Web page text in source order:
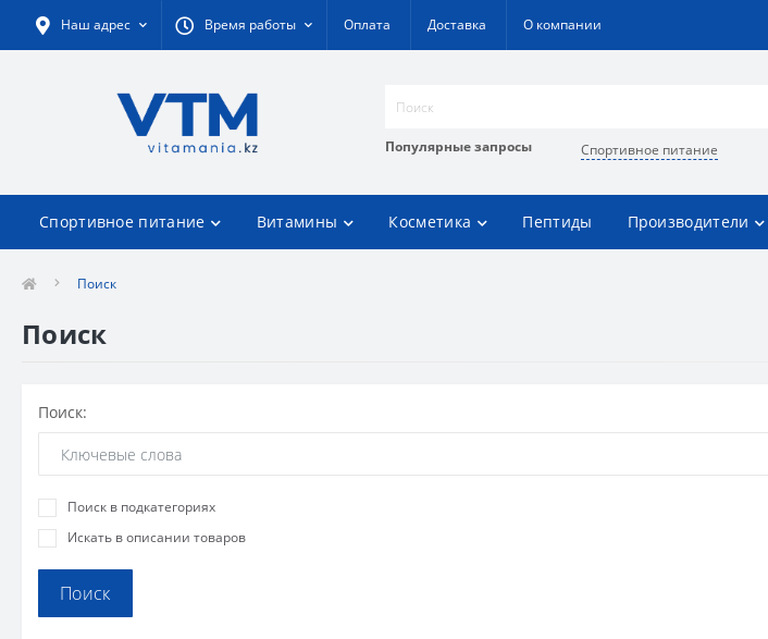
Наш адрес Время работы Оплата Доставка О компании
Популярные запросы Спортивное питание
Спортивное питание Витамины Косметика Пептиды Производители
Поиск
Поиск
Поиск:
Поиск в подкатегориях
Искать в описании товаров